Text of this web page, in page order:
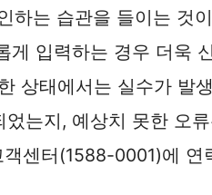
는 습관을 들이는 것
게 입력하는 경우 더욱
상태에서는 실수가 발
는지, 예상치 못한 오
센터(1588-0001)에